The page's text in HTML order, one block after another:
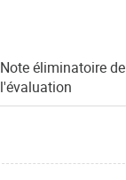
Note éliminatoire de
l'évaluation